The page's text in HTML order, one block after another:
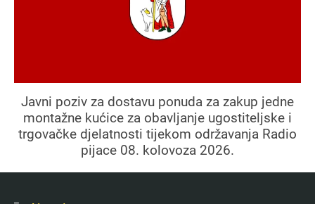
Javni poziv za dostavu ponuda za zakup jedne
montažne kućice za obavljanje ugostiteljske i
trgovačke djelatnosti tijekom održavanja Radio
pijace 08. kolovoza 2026.